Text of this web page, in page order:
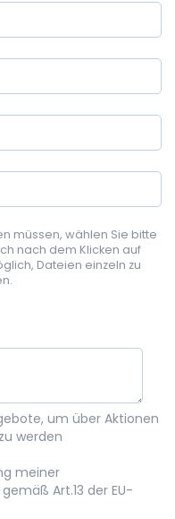
müssen, wählen Sie bitte
nach dem Klicken auf
Dateien einzeln zu
um über Aktionen
werden
meiner
Art.13 der EU-